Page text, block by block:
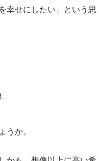
幸せにしたい」という思
うか。